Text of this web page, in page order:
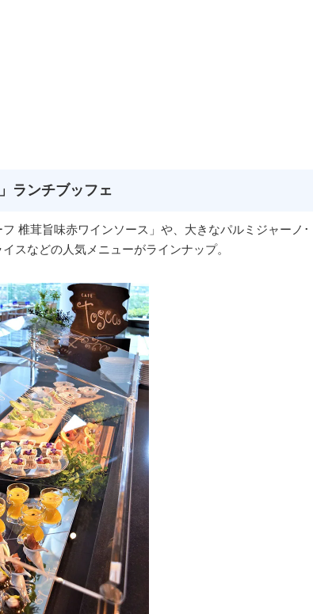
ランチブッフェ
椎茸旨味赤ワインソース」や、大きなパルミジャーノ･
スなどの人気メニューがラインナップ。